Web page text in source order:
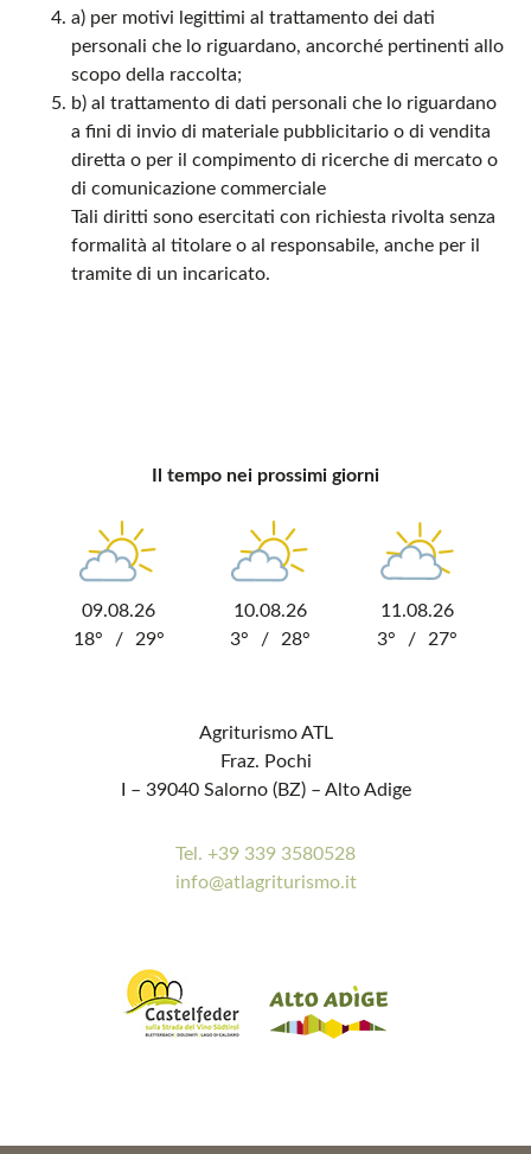
a) per motivi legittimi al trattamento dei dati
personali che lo riguardano, ancorché pertinenti allo
scopo della raccolta;
b) al trattamento di dati personali che lo riguardano
a fini di invio di materiale pubblicitario o di vendita
diretta o per il compimento di ricerche di mercato o
di comunicazione commerciale
Tali diritti sono esercitati con richiesta rivolta senza
formalità al titolare o al responsabile, anche per il
tramite di un incaricato.
Il tempo nei prossimi giorni
09.08.26
18°
/ 29°
10.08.26
3°
/ 28°
11.08.26
3°
/ 27°
Agriturismo ATL
Fraz. Pochi
I – 39040 Salorno (BZ) – Alto Adige
Tel. +39 339 3580528
info@atlagriturismo.it